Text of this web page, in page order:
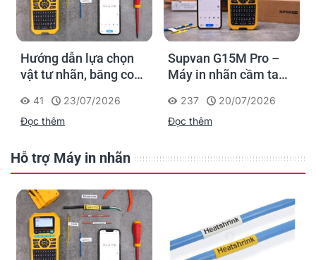
Hướng dẫn lựa chọn
vật tư nhãn, băng co
Supvan G15M Pro
41
23/07/2026
Đọc thêm
Supvan G15M Pro –
Máy in nhãn cầm tay
dấu một lần, tra cứu
trọn đời công trình
237
20/07/2026
Đọc thêm
Hỗ trợ Máy in nhãn